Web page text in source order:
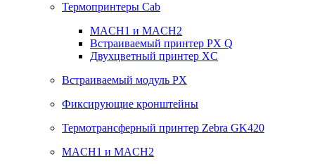
Термопринтеры Cab
MACH1 и MACH2
Встраиваемый принтер PX Q
Двухцветный принтер XC
Встраиваемый модуль PX
Фиксирующие кронштейны
Термотрансферный принтер Zebra GK420
MACH1 и MACH2